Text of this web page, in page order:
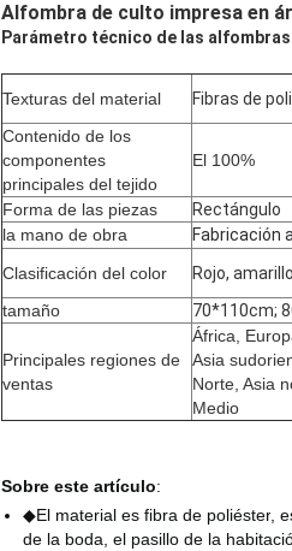
Alfombra de culto impresa en
Parámetro técnico de las
Texturas del material Fibras de
Contenido de los
componentes
principales del tejido
El 100%
Forma de las piezas Rectángulo
la mano de obra
Fabricación
Clasificación del color
Rojo, amarillo
tamaño
70*110cm;
Principales regiones de
ventas
África,
Asia
Norte, Asia
Medio
Sobre este artículo:
◆El material es fibra de poliéster,
de la boda, el pasillo de la